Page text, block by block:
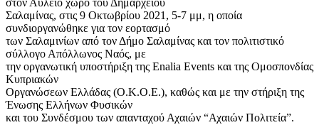
στον Αύλειο χώρο του Δημαρχείου
Σαλαμίνας, στις 9 Οκτωβρίου 2021, 5-7 μμ, η οποία
συνδιοργανώθηκε για τον εορτασμό
των Σαλαμινίων από τον Δήμο Σαλαμίνας και τον πολιτιστικό
σύλλογο Απόλλωνος Ναός, με
την οργανωτική υποστήριξη της Enalia Events και της Ομοσπονδίας
Κυπριακών
Οργανώσεων Ελλάδας (Ο.Κ.Ο.Ε.), καθώς και με την στήριξη της
Ένωσης Ελλήνων Φυσικών
και του Συνδέσμου των απανταχού Αχαιών “Αχαιών Πολιτεία”.